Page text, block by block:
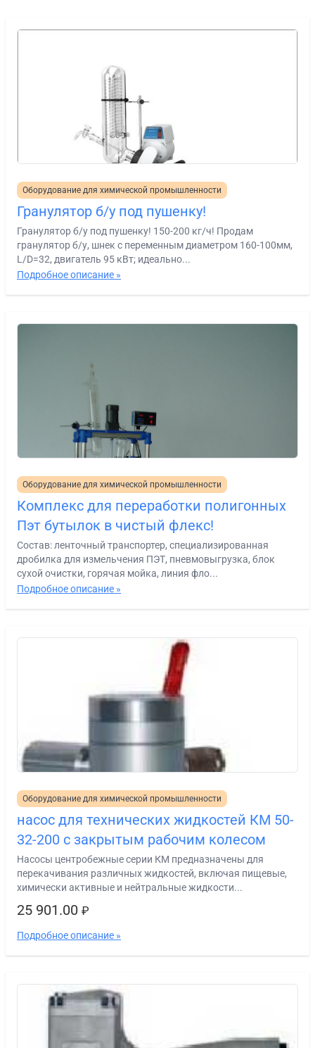
Оборудование для химической промышленности
Гранулятор б/у под пушенку!
Гранулятор б/у под пушенку! 150-200 кг/ч! Продам
гранулятор б/у, шнек с переменным диаметром 160-100мм,
L/D=32, двигатель 95 кВт; идеально...
Подробное описание »
Оборудование для химической промышленности
Комплекс для переработки полигонных
Пэт бутылок в чистый флекс!
Состав: ленточный транспортер, специализированная
дробилка для измельчения ПЭТ, пневмовыгрузка, блок
сухой очистки, горячая мойка, линия фло...
Подробное описание »
Оборудование для химической промышленности
насос для технических жидкостей КМ 50-
32-200 с закрытым рабочим колесом
Насосы центробежные серии КМ предназначены для
перекачивания различных жидкостей, включая пищевые,
химически активные и нейтральные жидкости...
25 901.00 ₽
Подробное описание »